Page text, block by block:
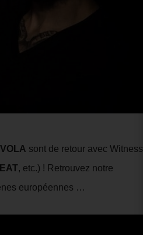
VOLA sont de retour avec Witness
, etc.) ! Retrouvez notre
européennes …